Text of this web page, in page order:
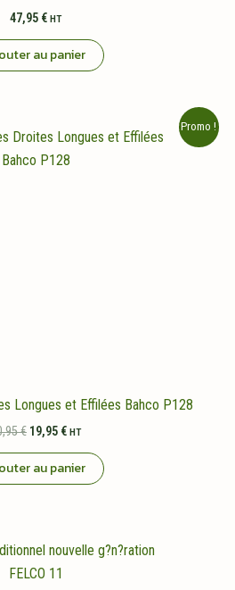
47,95 € HT
au panier
Promo !
Longues et Effilées Bahco P128
€ Le
initial
était :
19,95 €Le
actuel
HT
au panier